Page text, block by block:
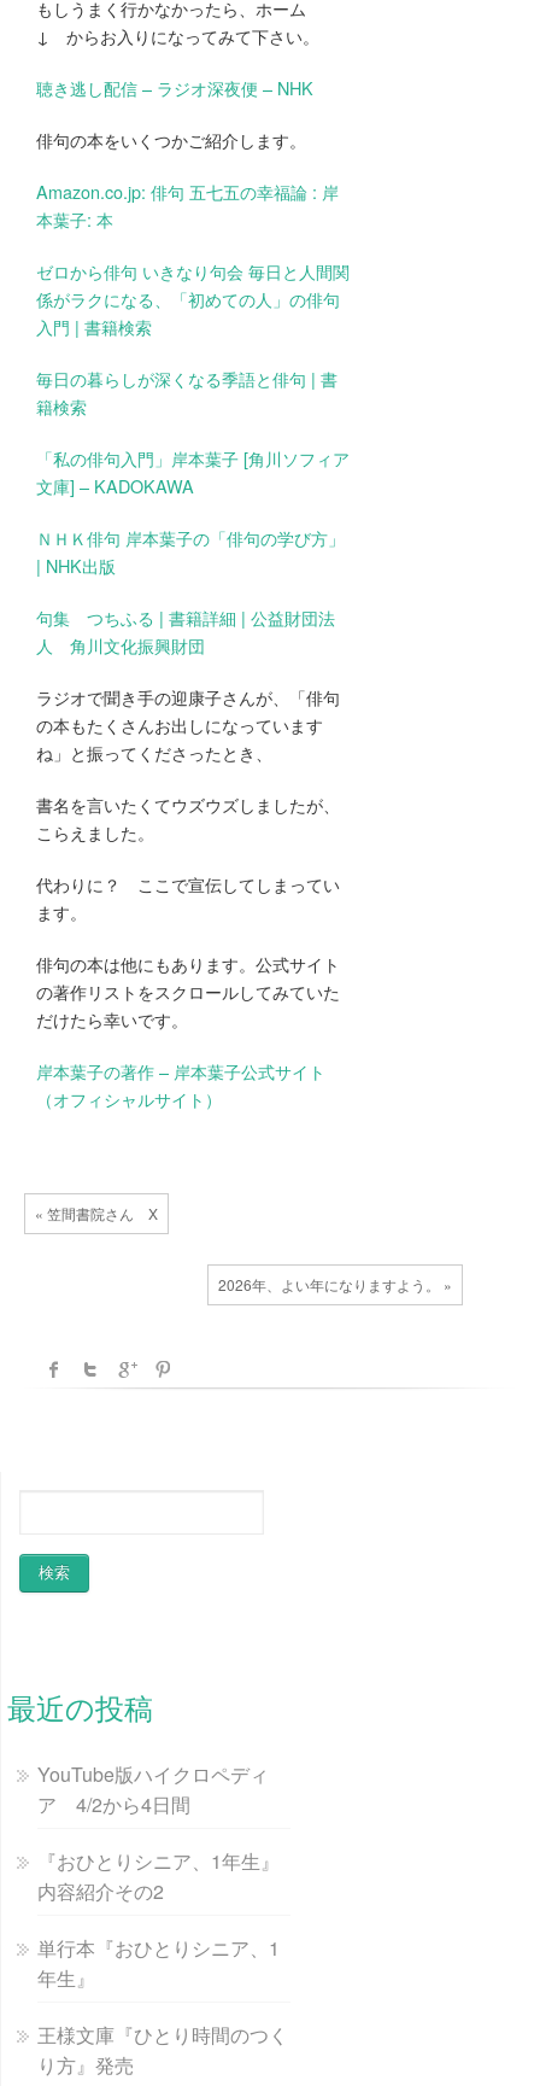
もしうまく行かなかったら、ホーム
↓ からお入りになってみて下さい。
聴き逃し配信 – ラジオ深夜便 – NHK
俳句の本をいくつかご紹介します。
Amazon.co.jp: 俳句 五七五の幸福論 : 岸
本葉子: 本
ゼロから俳句 いきなり句会 毎日と人間関
係がラクになる、「初めての人」の俳句
入門 | 書籍検索
毎日の暮らしが深くなる季語と俳句 | 書
籍検索
「私の俳句入門」岸本葉子 [角川ソフィア
文庫] – KADOKAWA
ＮＨＫ俳句 岸本葉子の「俳句の学び方」
| NHK出版
句集 つちふる | 書籍詳細 | 公益財団法
人 角川文化振興財団
ラジオで聞き手の迎康子さんが、「俳句
の本もたくさんお出しになっています
ね」と振ってくださったとき、
書名を言いたくてウズウズしましたが、
こらえました。
代わりに？ ここで宣伝してしまってい
ます。
俳句の本は他にもあります。公式サイト
の著作リストをスクロールしてみていた
だけたら幸いです。
岸本葉子の著作 – 岸本葉子公式サイト
（オフィシャルサイト）
« 笠間書院さん X
2026年、よい年になりますよう。 »
最近の投稿
YouTube版ハイクロペディ
ア 4/2から4日間
『おひとりシニア、1年生』
内容紹介その2
単行本『おひとりシニア、1
年生』
王様文庫『ひとり時間のつく
り方』発売